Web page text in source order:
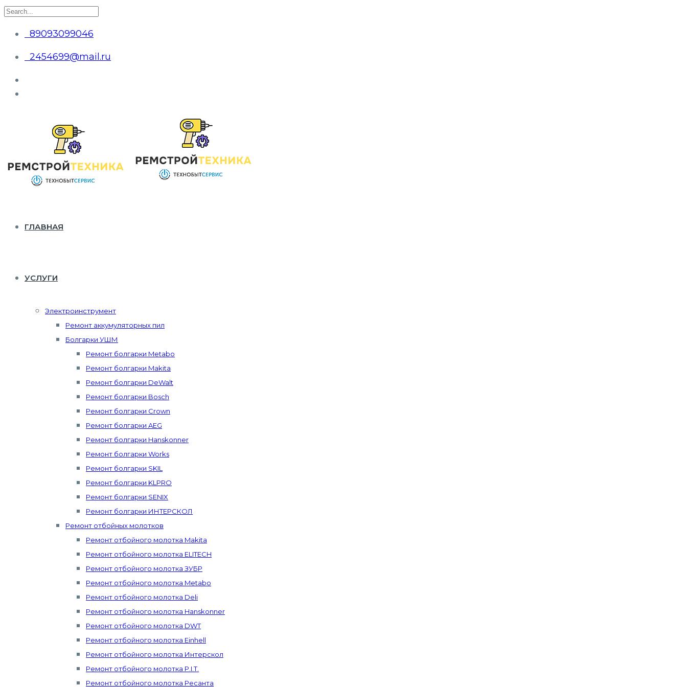
89093099046
2454699@mail.ru
ГЛАВНАЯ
УСЛУГИ
Электроинструмент
Ремонт аккумуляторных пил
Болгарки УШМ
Ремонт болгарки Metabo
Ремонт болгарки Makita
Ремонт болгарки DeWalt
Ремонт болгарки Bosch
Ремонт болгарки Crown
Ремонт болгарки AEG
Ремонт болгарки Hanskonner
Ремонт болгарки Works
Ремонт болгарки SKIL
Ремонт болгарки KLPRO
Ремонт болгарки SENIX
Ремонт болгарки ИНТЕРСКОЛ
Ремонт отбойных молотков
Ремонт отбойного молотка Makita
Ремонт отбойного молотка ELITECH
Ремонт отбойного молотка ЗУБР
Ремонт отбойного молотка Metabo
Ремонт отбойного молотка Deli
Ремонт отбойного молотка Hanskonner
Ремонт отбойного молотка DWT
Ремонт отбойного молотка Einhell
Ремонт отбойного молотка Интерскол
Ремонт отбойного молотка P.I.T.
Ремонт отбойного молотка Ресанта